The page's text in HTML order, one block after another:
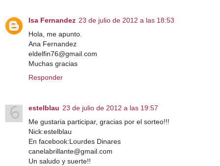
Isa Fernandez 23 de julio de 2012 a las 18:53
Hola, me apunto.
Ana Fernandez
eldelfin76@gmail.com
Muchas gracias
Responder
estelblau 23 de julio de 2012 a las 19:57
Me gustaria participar, gracias por el sorteo!!!
Nick:estelblau
En facebook:Lourdes Dinares
canelabrillante@gmail.com
Un saludo y suerte!!